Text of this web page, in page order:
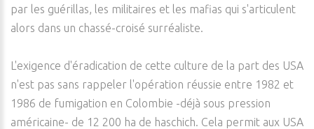
par les guérillas, les militaires et les mafias qui s'articulent
alors dans un chassé-croisé surréaliste.
L'exigence d'éradication de cette culture de la part des USA
n'est pas sans rappeler l'opération réussie entre 1982 et
1986 de fumigation en Colombie -déjà sous pression
américaine- de 12 200 ha de haschich. Cela permit aux USA